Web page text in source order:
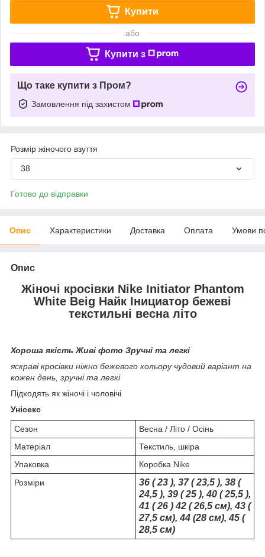
Купити
або
Купити з
Що таке купити з Пром?
Замовлення під захистом
Розмір жіночого взуття
38
Готово до відправки
Опис Характеристики Доставка Оплата Умови
Опис
Жіночі кросівки Nike Initiator Phantom
White Beig Найк Інициатор бежеві
текстильні весна літо
Хороша якість Живі фото Зручні та легкі
яскраві кросівки ніжно бежевого кольору чудовий варіант на
кожен день, зручні та легкі
Підходять як жіночі і чоловічі
Унісекс
Сезон
Весна / Літо / Осінь
Матеріал
Текстиль, шкіра
Упаковка
Коробка Nike
Розміри
36 ( 23 ), 37 ( 23,5 ), 38 (
24,5 ), 39 ( 25 ), 40 ( 25,5 ),
41 ( 26 ) 42 ( 26,5 см), 43 (
27,5 см), 44 (28 см), 45 (
28,5 см)